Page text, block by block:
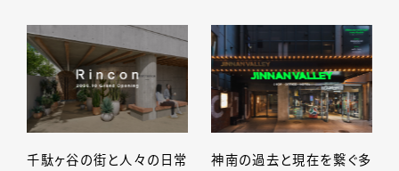
千駄ヶ谷の街と人々の日常
神南の過去と現在を繋ぐ多